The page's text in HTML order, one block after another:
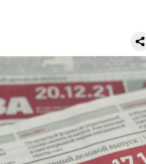
что существует